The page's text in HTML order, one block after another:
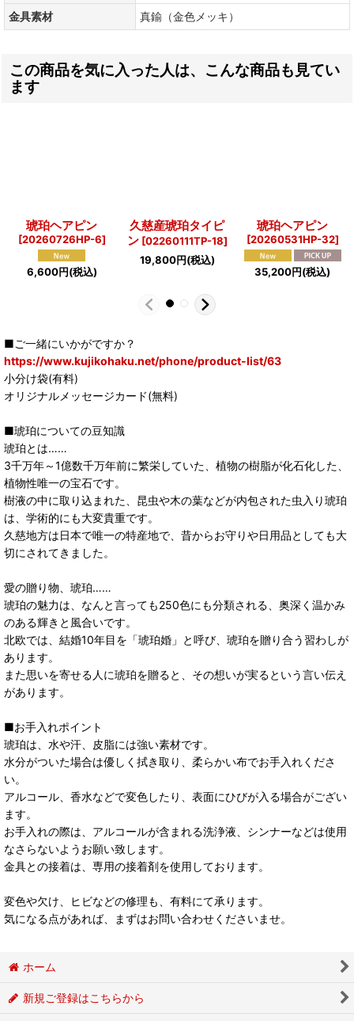
金具素材 真鍮（金色メッキ）
この商品を気に入った人は、こんな商品も見てい
ます
琥珀ヘアピン
[20260726HP-6]
6,600円(税込)
久慈産琥珀タイピ
ン [02260111TP-18]
19,800円(税込)
琥珀ヘアピン
[20260531HP-32]
35,200円(税込)
■ご一緒にいかがですか？
https://www.kujikohaku.net/phone/product-list/63
小分け袋(有料)
オリジナルメッセージカード(無料)
■琥珀についての豆知識
琥珀とは……
3千万年～1億数千万年前に繁栄していた、植物の樹脂が化石化した、
植物性唯一の宝石です。
樹液の中に取り込まれた、昆虫や木の葉などが内包された虫入り琥珀
は、学術的にも大変貴重です。
久慈地方は日本で唯一の特産地で、昔からお守りや日用品としても大
切にされてきました。
愛の贈り物、琥珀……
琥珀の魅力は、なんと言っても250色にも分類される、奥深く温かみ
のある輝きと風合いです。
北欧では、結婚10年目を「琥珀婚」と呼び、琥珀を贈り合う習わしが
あります。
また思いを寄せる人に琥珀を贈ると、その想いが実るという言い伝え
があります。
■お手入れポイント
琥珀は、水や汗、皮脂には強い素材です。
水分がついた場合は優しく拭き取り、柔らかい布でお手入れくださ
い。
アルコール、香水などで変色したり、表面にひびが入る場合がござい
ます。
お手入れの際は、アルコールが含まれる洗浄液、シンナーなどは使用
なさらないようお願い致します。
金具との接着は、専用の接着剤を使用しております。
変色や欠け、ヒビなどの修理も、有料にて承ります。
気になる点があれば、まずはお問い合わせくださいませ。
ホーム
新規ご登録はこちらから